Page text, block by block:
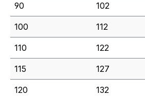
90 102
100 112
110 122
115 127
120 132